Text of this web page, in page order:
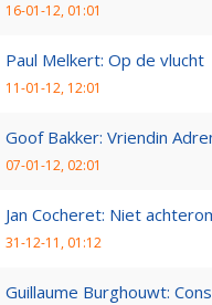
16-01-12, 01:01
Paul Melkert: Op de vlucht
11-01-12, 12:01
Goof Bakker: Vriendin
07-01-12, 02:01
Jan Cocheret: Niet
31-12-11, 01:12
Guillaume Burghouwt: